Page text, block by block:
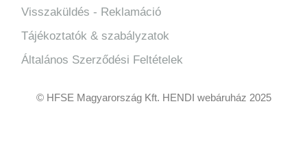
Visszaküldés - Reklamáció
Tájékoztatók & szabályzatok
Általános Szerződési Feltételek
© HFSE Magyarország Kft. HENDI webáruház 2025